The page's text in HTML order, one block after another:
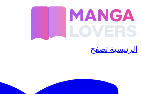
الرئيسية تصفح